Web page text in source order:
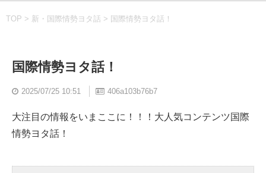
TOP > 新・国際情勢ヨタ話 > 国際情勢ヨタ話！
国際情勢ヨタ話！
2025/07/25 10:51 406a103b76b7
大注目の情報をいまここに！！！大人気コンテンツ国際
情勢ヨタ話！